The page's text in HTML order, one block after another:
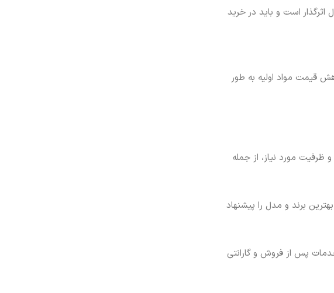
است و باید در خرید
قیمت مواد اولیه به طور
مورد نیاز، از جمله
برند و مدل را پیشنهاد
پس از فروش و گارانتی